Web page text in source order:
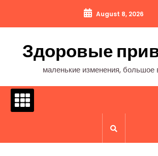
содержимому
August 8, 2026
Здоровые
маленькие изменения, большое